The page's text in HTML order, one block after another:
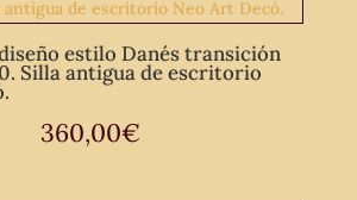
estilo Danés transición
Silla antigua de escritorio
360,00€